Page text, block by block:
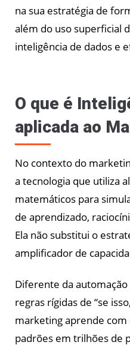
na sua estratégia de
além do uso superficial
inteligência de dados e
O que é
aplicada ao
No contexto do
a tecnologia que utiliza
matemáticos para
de aprendizado,
Ela não substitui o
amplificador de
Diferente da
regras rígidas de “se
marketing aprende com
padrões em trilhões de